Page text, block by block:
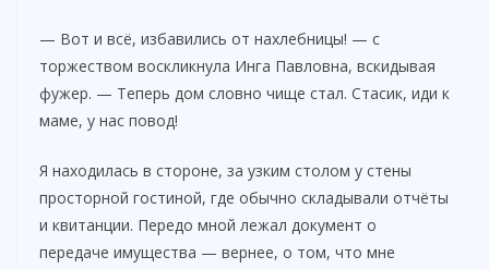
— Вот и всё, избавились от нахлебницы! — с
торжеством воскликнула Инга Павловна, вскидывая
фужер. — Теперь дом словно чище стал. Стасик, иди к
маме, у нас повод!
Я находилась в стороне, за узким столом у стены
просторной гостиной, где обычно складывали отчёты
и квитанции. Передо мной лежал документ о
передаче имущества — вернее, о том, что мне